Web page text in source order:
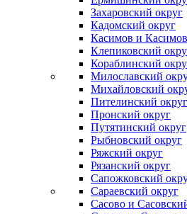
Захаровский округ
Кадомский округ
Касимов и
Клепиковский
Кораблинский
Милославский
Михайловский
Пителинский округ
Пронский округ
Путятинский округ
Рыбновский округ
Ряжский округ
Рязанский округ
Сапожковский
Сараевский округ
Сасово и